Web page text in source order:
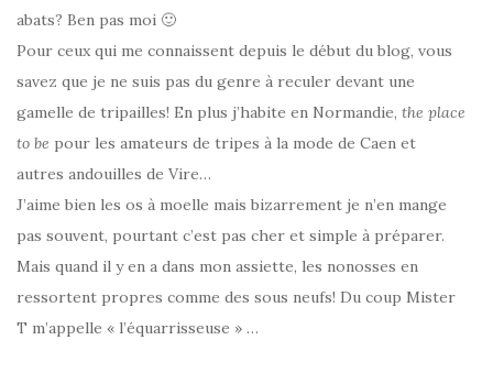
abats? Ben pas moi 🙂
Pour ceux qui me connaissent depuis le début du blog, vous
savez que je ne suis pas du genre à reculer devant une
gamelle de tripailles! En plus j’habite en Normandie, the place
to be pour les amateurs de tripes à la mode de Caen et
autres andouilles de Vire…
J’aime bien les os à moelle mais bizarrement je n’en mange
pas souvent, pourtant c’est pas cher et simple à préparer.
Mais quand il y en a dans mon assiette, les nonosses en
ressortent propres comme des sous neufs! Du coup Mister
T m’appelle « l’équarrisseuse » …